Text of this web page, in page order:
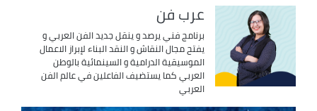
عرب فن
برنامج فني يرصد و ينقل جديد الفن العربي و
يفتح مجال النقاش و النقد البناء لإبراز الاعمال
الموسيقية الدرامية و السينمائية بالوطن
العربي كما يستضيف الفاعلين في عالم الفن
العربي